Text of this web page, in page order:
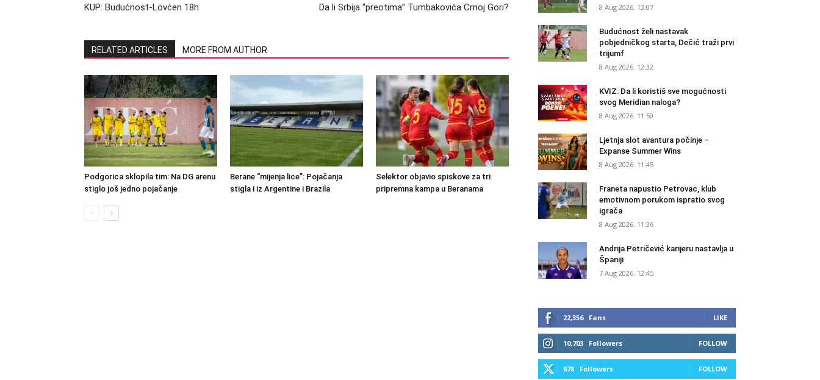
KUP: Budućnost-Lovćen 18h Da li Srbija “preotima” Tumbakovića Crnoj Gori?
RELATED ARTICLES MORE FROM AUTHOR
Podgorica sklopila tim: Na DG arenu
stiglo još jedno pojačanje
Berane “mijenja lice”: Pojačanja
stigla i iz Argentine i Brazila
Selektor objavio spiskove za tri
pripremna kampa u Beranama
8 Aug 2026. 13:07
Budućnost želi nastavak
pobjedničkog starta, Dečić traži prvi
trijumf
8 Aug 2026. 12:32
KVIZ: Da li koristiš sve mogućnosti
svog Meridian naloga?
8 Aug 2026. 11:50
Ljetnja slot avantura počinje –
Expanse Summer Wins
8 Aug 2026. 11:45
Franeta napustio Petrovac, klub
emotivnom porukom ispratio svog
igrača
8 Aug 2026. 11:36
Andrija Petričević karijeru nastavlja u
Španiji
7 Aug 2026. 12:45
22,356 Fans LIKE
10,703 Followers FOLLOW
678 Followers FOLLOW